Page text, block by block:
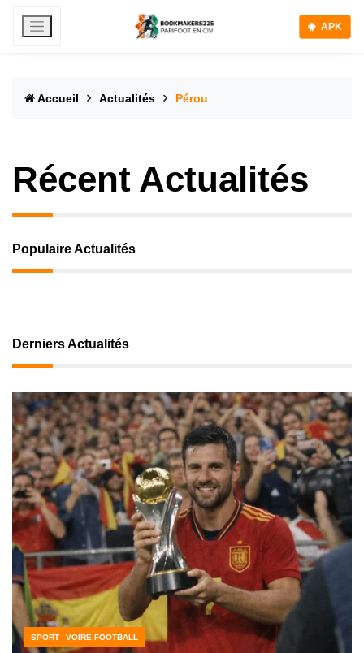
APK
Accueil Actualités Pérou
Récent Actualités
Populaire Actualités
Derniers Actualités
CÔTE D'IVOIRE FOOTBALL
SPORT